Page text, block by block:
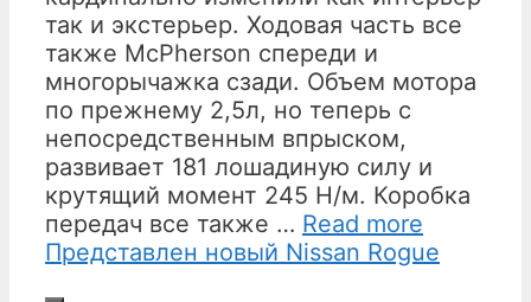
так и экстерьер. Ходовая часть все
также McPherson спереди и
многорычажка сзади. Объем мотора
по прежнему 2,5л, но теперь с
непосредственным впрыском,
развивает 181 лошадиную силу и
крутящий момент 245 Н/м. Коробка
передач все также … Read more
Представлен новый Nissan Rogue